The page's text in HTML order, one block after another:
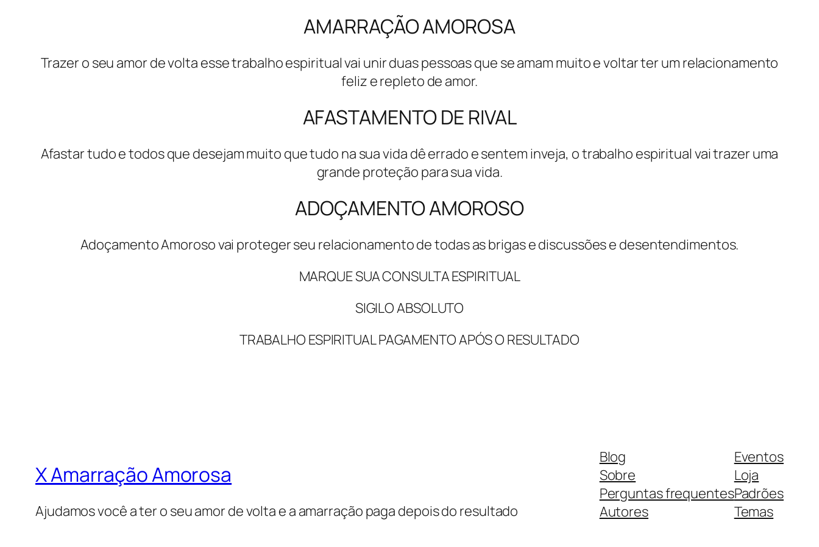
AMARRAÇÃO AMOROSA
Trazer o seu amor de volta esse trabalho espiritual vai unir duas pessoas que se amam muito e voltar ter um relacionamento
feliz e repleto de amor.
AFASTAMENTO DE RIVAL
Afastar tudo e todos que desejam muito que tudo na sua vida dê errado e sentem inveja, o trabalho espiritual vai trazer uma
grande proteção para sua vida.
ADOÇAMENTO AMOROSO
Adoçamento Amoroso vai proteger seu relacionamento de todas as brigas e discussões e desentendimentos.
MARQUE SUA CONSULTA ESPIRITUAL
SIGILO ABSOLUTO
TRABALHO ESPIRITUAL PAGAMENTO APÓS O RESULTADO
X Amarração Amorosa
Ajudamos você a ter o seu amor de volta e a amarração paga depois do resultado
Blog
Sobre
Perguntas frequentes
Autores
Eventos
Loja
Padrões
Temas